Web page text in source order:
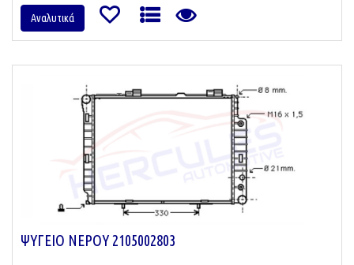
Αναλυτικά
ΨΥΓΕΙΟ ΝΕΡΟΥ 2105002803